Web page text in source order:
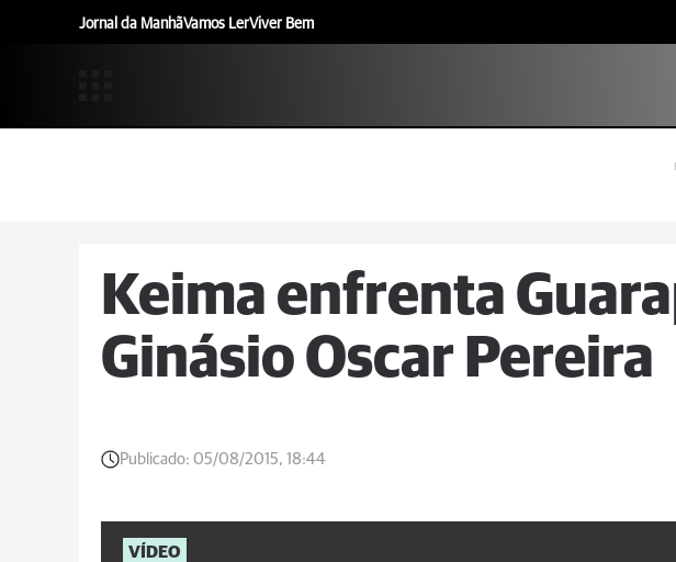
Jornal da ManhãVamos LerViver Bem
Keima enfrenta
Ginásio Oscar Pereira
Publicado: 05/08/2015, 18:44
VÍDEO